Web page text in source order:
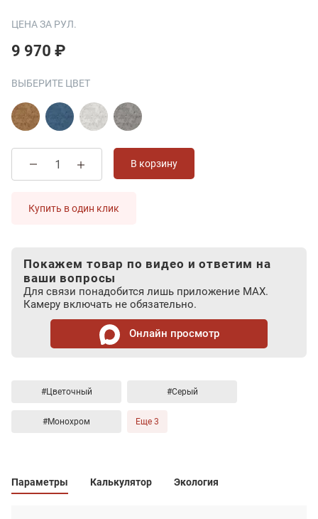
ЦЕНА ЗА РУЛ.
9 970 ₽
ВЫБЕРИТЕ ЦВЕТ
В корзину
Купить в один клик
Покажем товар по видео и ответим на
ваши вопросы
Для связи понадобится лишь приложение MAX.
Камеру включать не обязательно.
Онлайн просмотр
#Цветочный #Серый
#Монохром Еще 3
Параметры Калькулятор Экология